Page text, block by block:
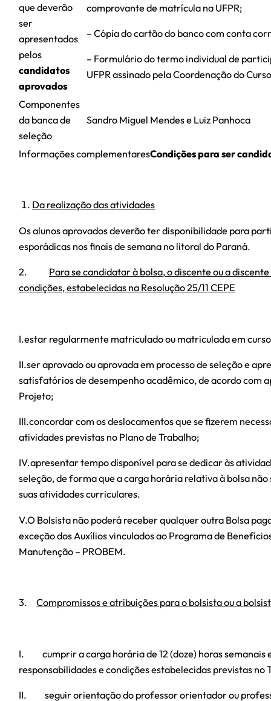
que deverão
ser
apresentados
pelos
candidatos
aprovados
comprovante de matrícula na UFPR;
– Cópia do cartão do banco com conta
– Formulário do termo individual de
UFPR assinado pela Coordenação do
Componentes
da banca de
seleção
Sandro Miguel Mendes e Luiz Panhoca
Informações complementaresCondições para ser
Da realização das atividades
Os alunos aprovados deverão ter disponibilidade para
esporádicas nos finais de semana no litoral do Paraná.
2. Para se candidatar à bolsa, o discente ou a
condições, estabelecidas na Resolução 25/11 CEPE
I.estar regularmente matriculado ou matriculada em curso
II.ser aprovado ou aprovada em processo de seleção e
satisfatórios de desempenho acadêmico, de acordo com
Projeto;
III.concordar com os deslocamentos que se fizerem
atividades previstas no Plano de Trabalho;
IV.apresentar tempo disponível para se dedicar às
seleção, de forma que a carga horária relativa à bolsa
suas atividades curriculares.
V.O Bolsista não poderá receber qualquer outra Bolsa
exceção dos Auxílios vinculados ao Programa de
Manutenção – PROBEM.
3. Compromissos e atribuições para o bolsista ou a
I. cumprir a carga horária de 12 (doze) horas semanais
responsabilidades e condições estabelecidas previstas no
II. seguir orientação do professor orientador ou